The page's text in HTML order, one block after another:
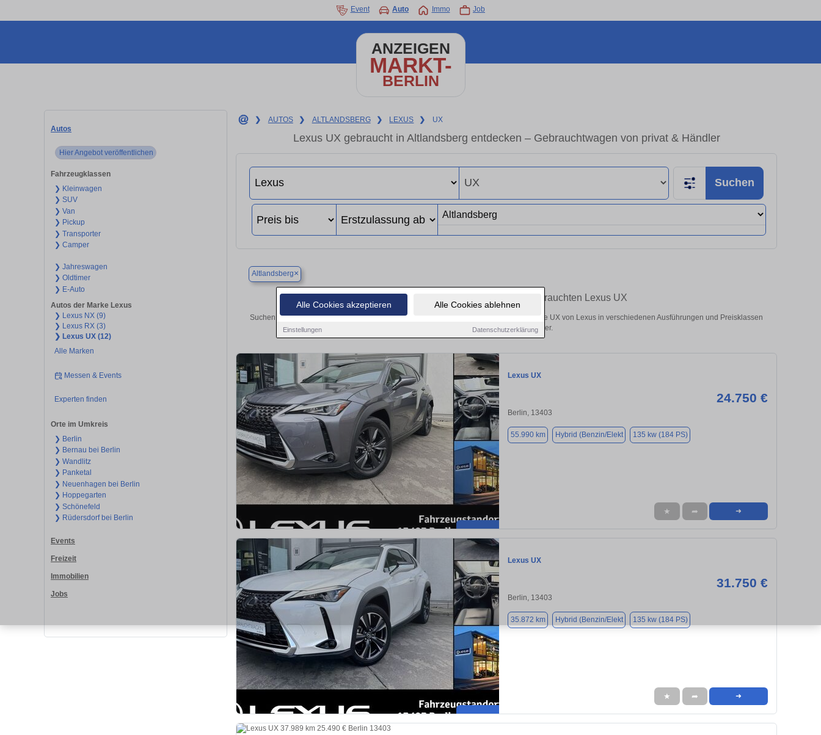
Alle Cookies akzeptieren Alle Cookies ablehnen
Einstellungen Datenschutzerklärung
Event Auto Immo Job
ANZEIGEN
MARKT-
BERLIN
Autos
Hier Angebot veröffentlichen
Fahrzeugklassen
❯ Kleinwagen
❯ SUV
❯ Van
❯ Pickup
❯ Transporter
❯ Camper
❯ Jahreswagen
❯ Oldtimer
❯ E-Auto
Autos der Marke Lexus
❯ Lexus NX (9)
❯ Lexus RX (3)
❯ Lexus UX (12)
Alle Marken
Messen & Events
Experten finden
Orte im Umkreis
❯ Berlin
❯ Bernau bei Berlin
❯ Wandlitz
❯ Panketal
❯ Neuenhagen bei Berlin
❯ Hoppegarten
❯ Schönefeld
❯ Rüdersdorf bei Berlin
Events
Freizeit
Immobilien
Jobs
❯ AUTOS ❯ ALTLANDSBERG ❯ LEXUS ❯ UX
Lexus UX gebraucht in Altlandsberg entdecken – Gebrauchtwagen von privat & Händler
Suchen
Altlandsberg×
Finden Sie in Altlandsberg Ihren gebrauchten Lexus UX
Suchen Sie in Altlandsberg einen Lexus UX Gebrauchtwagen? Entdecken Sie gebrauchte UX von Lexus in verschiedenen Ausführungen und Preisklassen
von privat und vom Händler.
Lexus UX
24.750 €
Berlin, 13403
55.990 km Hybrid (Benzin/Elekt 135 kw (184 PS)
★ ➦ ➜
Lexus UX
31.750 €
Berlin, 13403
35.872 km Hybrid (Benzin/Elekt 135 kw (184 PS)
★ ➦ ➜